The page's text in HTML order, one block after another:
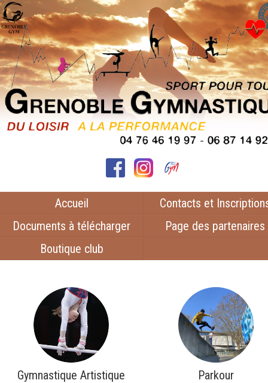
Accueil
Contacts et
Documents à télécharger
Page des partenaires
Boutique club
Gymnastique Artistique Parkour